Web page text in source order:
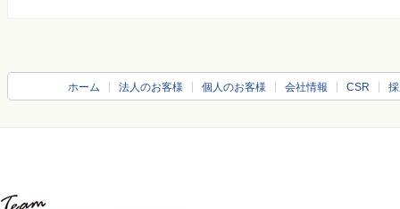
ホーム 法人のお客様 個人のお客様 会社情報 CSR